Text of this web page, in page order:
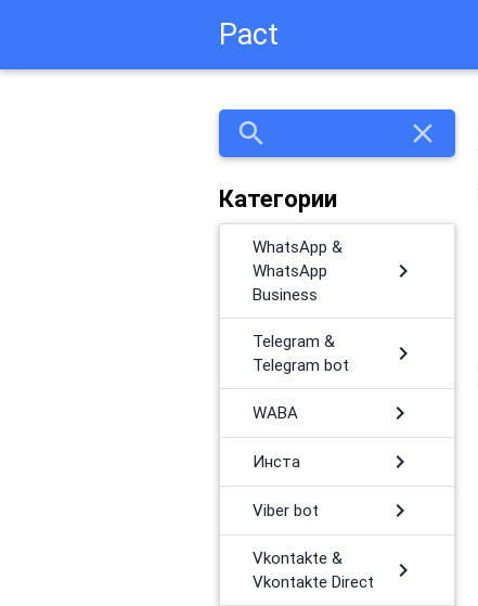
Pact
search close
Категории
WhatsApp &
WhatsApp
Business
chevron_right
Telegram &
Telegram bot
chevron_right
WABA chevron_right
Инста chevron_right
Viber bot chevron_right
Vkontakte &
Vkontakte Direct
chevron_right